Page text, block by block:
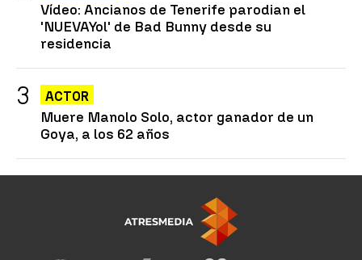
Vídeo: Ancianos de Tenerife parodian el
'NUEVAYol' de Bad Bunny desde su
residencia
ACTOR
Muere Manolo Solo, actor ganador de un
Goya, a los 62 años